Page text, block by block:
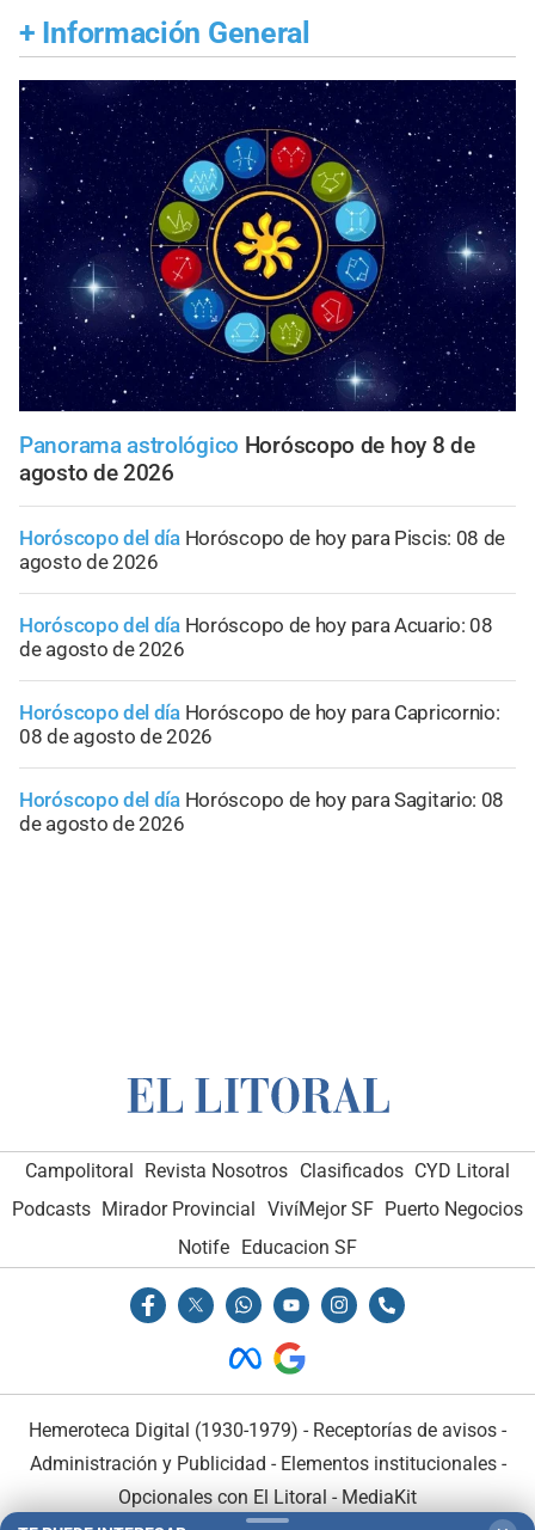
+ Información General
Panorama astrológico Horóscopo de hoy 8 de
agosto de 2026
Horóscopo del día Horóscopo de hoy para Piscis: 08 de
agosto de 2026
Horóscopo del día Horóscopo de hoy para Acuario: 08
de agosto de 2026
Horóscopo del día Horóscopo de hoy para Capricornio:
08 de agosto de 2026
Horóscopo del día Horóscopo de hoy para Sagitario: 08
de agosto de 2026
Campolitoral Revista Nosotros Clasificados CYD Litoral
Podcasts Mirador Provincial VivíMejor SF Puerto Negocios
Notife Educacion SF
Hemeroteca Digital (1930-1979) - Receptorías de avisos -
Administración y Publicidad - Elementos institucionales-
Opcionales con El Litoral - MediaKit